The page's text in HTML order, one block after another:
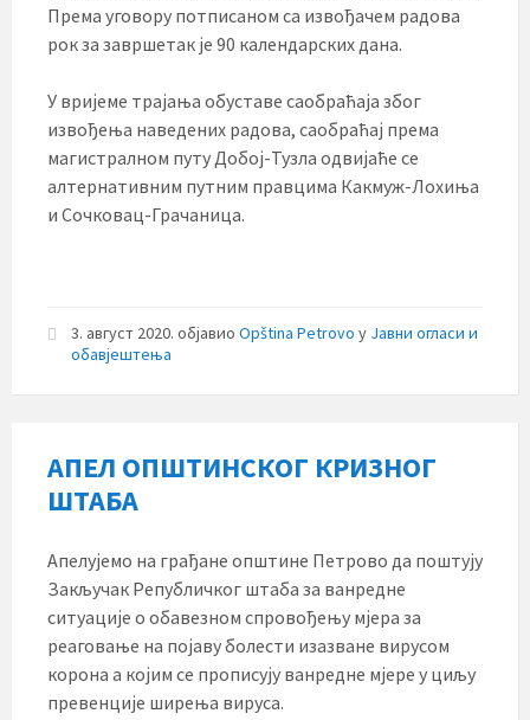
Према уговору потписаном са извођачем радова
рок за завршетак је 90 календарских дана.
У вријеме трајања обуставе саобраћаја због
извођења наведених радова, саобраћај према
магистралном путу Добој-Тузла одвијаће се
алтернативним путним правцима Какмуж-Лохиња
и Сочковац-Грачаница.
3. август 2020. објавио Opština Petrovo у Јавни огласи и
обавјештења
АПЕЛ ОПШТИНСКОГ КРИЗНОГ
ШТАБА
Апелујемо на грађане општине Петрово да поштују
Закључак Републичког штаба за ванредне
ситуације о обавезном спровођењу мјера за
реаговање на појаву болести изазване вирусом
корона а којим се прописују ванредне мјере у циљу
превенције ширења вируса.